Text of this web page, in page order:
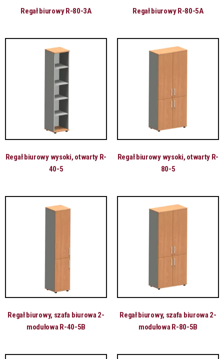
Regał biurowy R-80-3A Regał biurowy R-80-5A
Regał biurowy wysoki, otwarty R-
40-5
Regał biurowy wysoki, otwarty R-
80-5
Regał biurowy, szafa biurowa 2-
modułowa R-40-5B
Regał biurowy, szafa biurowa 2-
modułowa R-80-5B